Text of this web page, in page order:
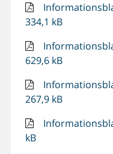
334,1 kB
629,6 kB
267,9 kB
kB